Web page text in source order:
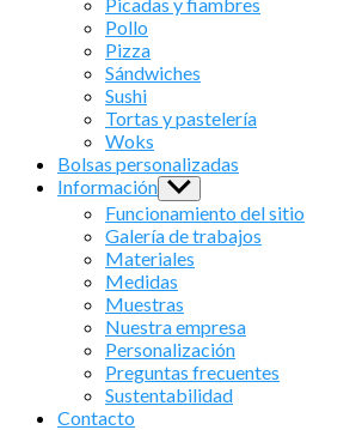
Pollo
Pizza
Sándwiches
Sushi
Tortas y pastelería
Woks
Bolsas personalizadas
Información Show
sub
menu
Funcionamiento del sitio
Galería de trabajos
Materiales
Medidas
Muestras
Nuestra empresa
Personalización
Preguntas frecuentes
Sustentabilidad
Contacto